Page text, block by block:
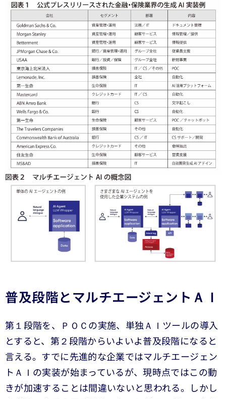
普及段階とマルチエージェントＡＩ
第１段階を、ＰＯＣの実施、単独ＡＩツールの導入
とすると、第２段階からいよいよ普及段階になると
言える。すでに先進的な企業ではマルチエージェン
トＡＩの実装が始まっているが、現時点ではこの動
きが加速することは間違いないと思われる。しかし